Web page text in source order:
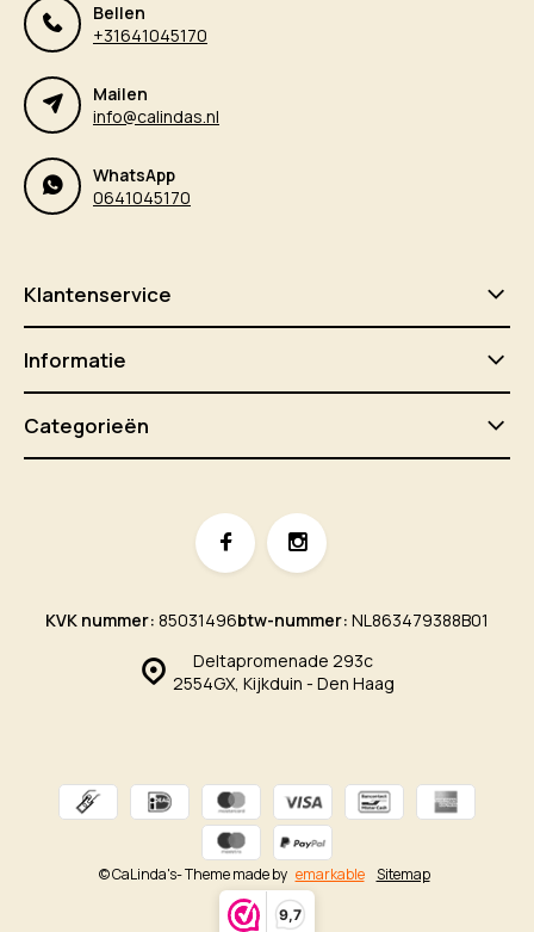
9,7
Bellen
+31641045170
Mailen
info@calindas.nl
WhatsApp
0641045170
Klantenservice
Informatie
Categorieën
Deltapromenade 293c
2554GX, Kijkduin - Den Haag
KVK nummer: 85031496btw-nummer: NL863479388B01
© CaLinda's- Theme made by emarkable Sitemap